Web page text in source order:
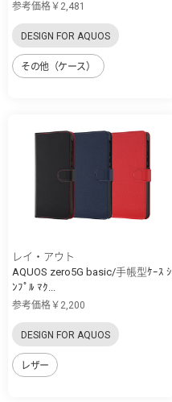
参考価格￥2,481
DESIGN FOR AQUOS
その他（ケース）
レイ・アウト
AQUOS zero5G basic/手帳型ｹｰｽ ｼ
ﾝﾌﾟﾙ ﾏｸ...
参考価格￥2,200
DESIGN FOR AQUOS
レザー